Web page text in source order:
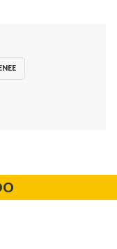
ENEE